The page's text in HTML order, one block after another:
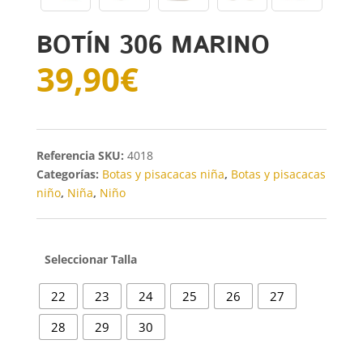
BOTÍN 306 MARINO
39,90€
Talla
22 23 24 25 26
27
28
29 30
SKU: 4018
Categorías: Botas y pisacacas niña, Botas y pisacacas
niño, Niña, Niño